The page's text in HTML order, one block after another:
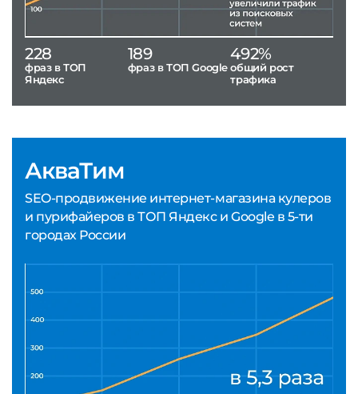
АкваТим
SEO-продвижение интернет-магазина кулеров
и пурифайеров в ТОП Яндекс и Google в 5-ти
городах России
228
фраз в ТОП
Яндекс
189
фраз в ТОП Google
492%
общий рост
трафика